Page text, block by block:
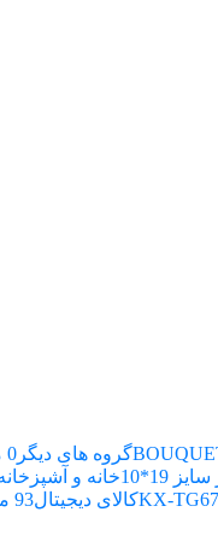
گروه های دیگر 0 محصول
خانه و
کالای دیجیتال93 محصول